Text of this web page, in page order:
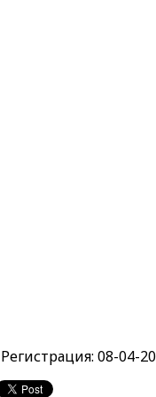
Регистрация: 08-04-